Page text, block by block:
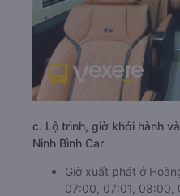
c. Lộ trình, giờ khởi hành
Ninh Bình Car
Giờ xuất phát ở
07:00, 07:01, 08:00,